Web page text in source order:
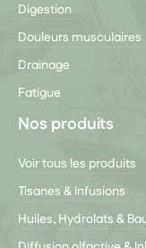
Digestion
Douleurs musculaires
Drainage
Fatigue
Nos produits
Voir tous les produits
Tisanes & Infusions
Huiles, Hydrolats &